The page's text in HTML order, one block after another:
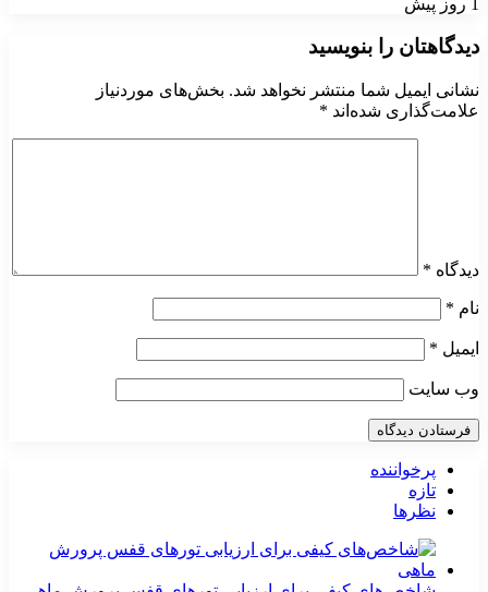
1 روز پیش
دیدگاهتان را بنویسید
نشانی ایمیل شما منتشر نخواهد شد. بخش‌های موردنیاز
علامت‌گذاری شده‌اند *
دیدگاه *
نام *
ایمیل *
وب‌ سایت
پرخواننده
تازه
نظرها